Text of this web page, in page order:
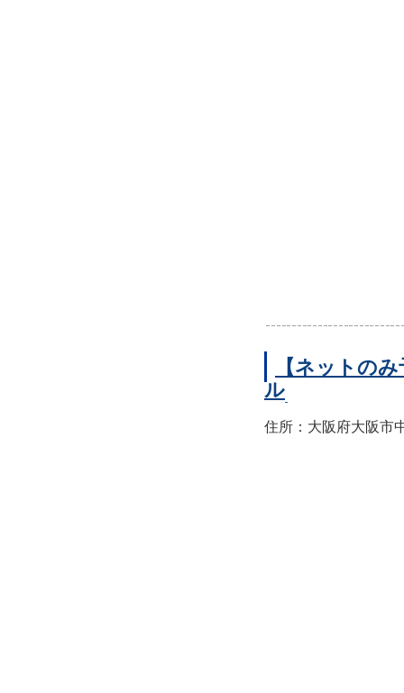
【ネットの
ル
住所：大阪府大阪市